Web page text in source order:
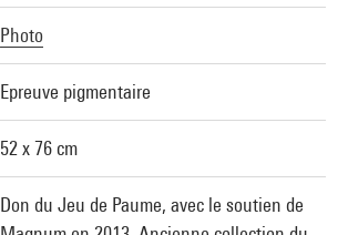
Photo
Epreuve pigmentaire
52 x 76 cm
Don du Jeu de Paume, avec le soutien de